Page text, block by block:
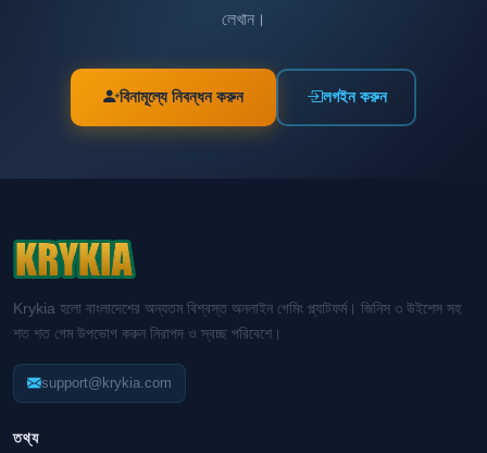
লেখান।
বিনামূল্যে নিবন্ধন করুন লগইন করুন
Krykia হলো বাংলাদেশের অন্যতম বিশ্বস্ত অনলাইন গেমিং প্ল্যাটফর্ম। জিনিস ৩ উইশেস সহ
শত শত গেম উপভোগ করুন নিরাপদ ও স্বচ্ছ পরিবেশে।
support@krykia.com
তথ্য